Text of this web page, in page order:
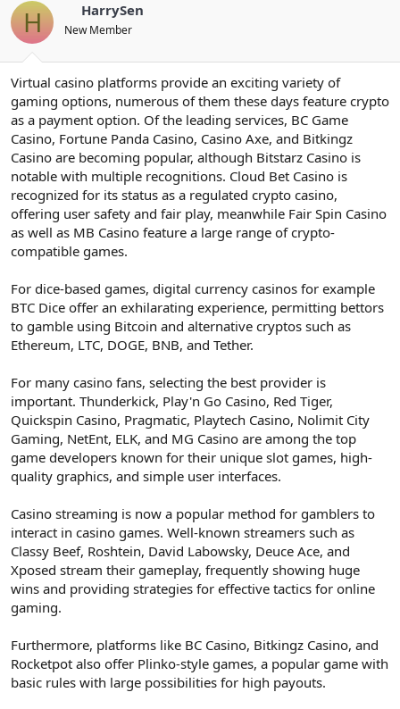
H HarrySen
New Member
Virtual casino platforms provide an exciting variety of
gaming options, numerous of them these days feature crypto
as a payment option. Of the leading services, BC Game
Casino, Fortune Panda Casino, Casino Axe, and Bitkingz
Casino are becoming popular, although Bitstarz Casino is
notable with multiple recognitions. Cloud Bet Casino is
recognized for its status as a regulated crypto casino,
offering user safety and fair play, meanwhile Fair Spin Casino
as well as MB Casino feature a large range of crypto-
compatible games.
For dice-based games, digital currency casinos for example
BTC Dice offer an exhilarating experience, permitting bettors
to gamble using Bitcoin and alternative cryptos such as
Ethereum, LTC, DOGE, BNB, and Tether.
For many casino fans, selecting the best provider is
important. Thunderkick, Play'n Go Casino, Red Tiger,
Quickspin Casino, Pragmatic, Playtech Casino, Nolimit City
Gaming, NetEnt, ELK, and MG Casino are among the top
game developers known for their unique slot games, high-
quality graphics, and simple user interfaces.
Casino streaming is now a popular method for gamblers to
interact in casino games. Well-known streamers such as
Classy Beef, Roshtein, David Labowsky, Deuce Ace, and
Xposed stream their gameplay, frequently showing huge
wins and providing strategies for effective tactics for online
gaming.
Furthermore, platforms like BC Casino, Bitkingz Casino, and
Rocketpot also offer Plinko-style games, a popular game with
basic rules with large possibilities for high payouts.